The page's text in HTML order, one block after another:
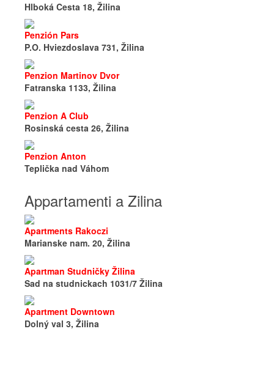
Hlboká Cesta 18, Žilina
Penzión Pars
P.O. Hviezdoslava 731, Žilina
Penzion Martinov Dvor
Fatranska 1133, Žilina
Penzion A Club
Rosinská cesta 26, Žilina
Penzion Anton
Teplička nad Váhom
Appartamenti a Zilina
Apartments Rakoczi
Marianske nam. 20, Žilina
Apartman Studničky Žilina
Sad na studnickach 1031/7 Žilina
Apartment Downtown
Dolný val 3, Žilina